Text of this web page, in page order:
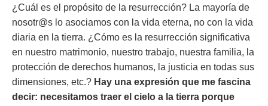
¿Cuál es el propósito de la resurrección? La mayoría de
nosotr@s lo asociamos con la vida eterna, no con la vida
diaria en la tierra. ¿Cómo es la resurrección significativa
en nuestro matrimonio, nuestro trabajo, nuestra familia, la
protección de derechos humanos, la justicia en todas sus
dimensiones, etc.? Hay una expresión que me fascina
decir: necesitamos traer el cielo a la tierra porque